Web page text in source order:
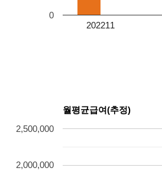
202211
0
월평균급여(추정)
2,000,000
2,500,000